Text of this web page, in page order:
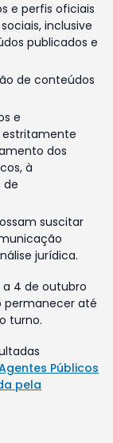
e perfis oficiais
inclusive
publicados e
de conteúdos
e
estritamente
dos
à
de
suscitar
jurídica.
a 4 de outubro
permanecer até
turno.
Públicos
pela